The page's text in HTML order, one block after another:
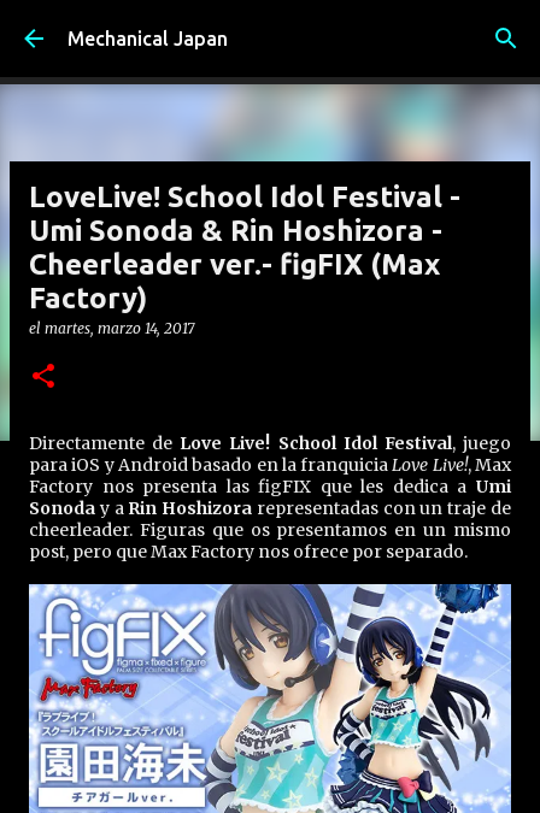
Ir al contenido principal
Mechanical Japan
LoveLive! School Idol Festival -
Umi Sonoda & Rin Hoshizora -
Cheerleader ver.- figFIX (Max
Factory)
el martes, marzo 14, 2017
Directamente de Love Live! School Idol Festival, juego
para iOS y Android basado en la franquiciaLove Live!, Max
Factory nos presenta las figFIX que les dedica a Umi
Sonoday a Rin Hoshizora representadas con un traje de
cheerleader. Figuras que os presentamos en un mismo
post, pero que Max Factory nos ofrece por separado.